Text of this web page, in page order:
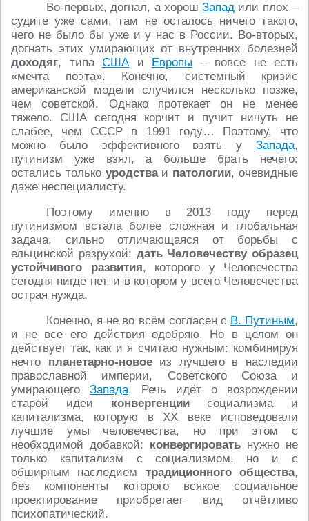
Во-первых, догнал, а хорошЗапад или плох –
судите уже сами, там не осталось ничего такого,
чего не было бы уже и у нас в России. Во-вторых,
догнать этих умирающих от внутренних болезней
доходяг, типа СШАи Европы – вовсе не есть
«мечта поэта». Конечно, системный кризис
американской модели случился несколько позже,
чем советской. Однако протекает он не менее
тяжело. США сегодня корчит и пучит ничуть не
слабее, чем СССР в 1991 году… Поэтому, что
можно было эффективного взять у Запада,
путинизм уже взял, а больше брать нечего:
остались только уродстваи патологии, очевидные
даже неспециалисту.
Поэтому именно в 2013 году перед
путинизмом встала более сложная и глобальная
задача, сильно отличающаяся от борьбы с
ельцинской разрухой: дать Человечеству образец
устойчивого развития, которого у Человечества
сегодня нигде нет, и в котором у всего Человечества
острая нужда.
Конечно, я не во всём согласен с В. Путиным,
и не все его действия одобряю. Но в целом он
действует так, как и я считаю нужным: комбинируя
нечто планетарно-новоеиз лучшего в наследии
православной империи, Советского Союза и
умирающего Запада. Речь идёт о возрождении
старой идеи конвергенциисоциализма и
капитализма, которую в ХХ веке исповедовали
лучшие умы человечества, но при этом с
необходимой добавкой: конвергировать нужно не
только капитализм с социализмом, но и с
обширным наследием традиционного общества,
без компоненты которого всякое социальное
проектирование приобретает вид отчётливо
психопатический.